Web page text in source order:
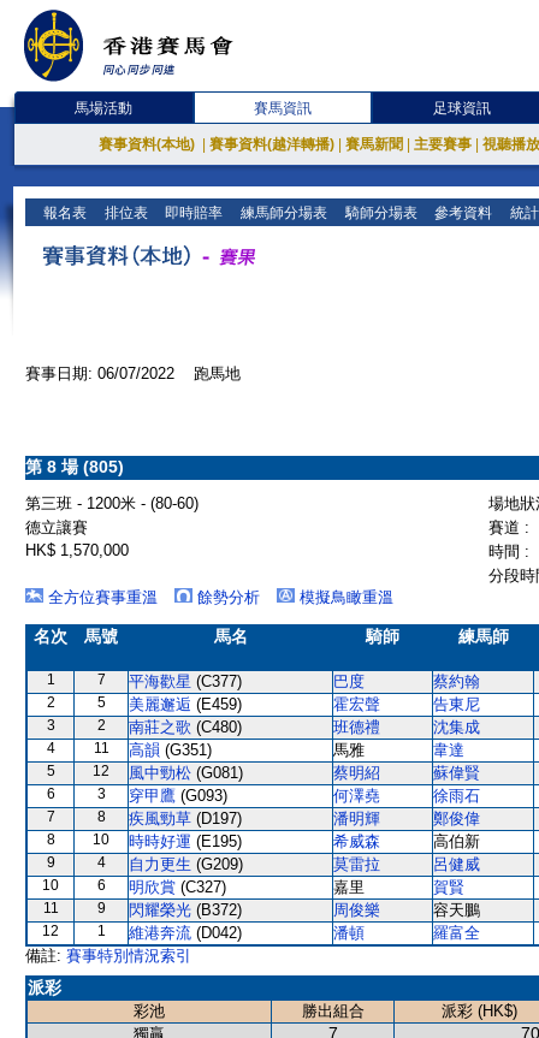
馬場活動 賽馬資訊 足球資訊
賽事資料(本地) 賽事資料(越洋轉播) 賽馬新聞 主要賽事 視聽播
報名表 排位表 即時賠率 練馬師分場表 騎師分場表 參考資料 統
賽事日期: 06/07/2022 跑馬地
第 8 場 (805)
第三班 - 1200米 - (80-60)
場地
德立讓賽
賽道 :
HK$ 1,570,000
時間 :
分段
全方位賽事重溫
餘勢分析 模擬鳥瞰重溫
名次 馬號 馬名 騎師 練馬師
1 7 平海歡星 (C377) 巴度 蔡約翰
2 5 美麗邂逅 (E459) 霍宏聲 告東尼
3 2 南莊之歌 (C480) 班德禮 沈集成
4 11 高韻 (G351) 馬雅 韋達
5 12 風中勁松 (G081) 蔡明紹 蘇偉賢
6 3 穿甲鷹 (G093) 何澤堯 徐雨石
7 8 疾風勁草 (D197) 潘明輝 鄭俊偉
8 10 時時好運 (E195) 希威森 高伯新
9 4 自力更生 (G209) 莫雷拉 呂健威
10 6 明欣賞 (C327) 嘉里 賀賢
11 9 閃耀榮光 (B372) 周俊樂 容天鵬
12 1 維港奔流 (D042) 潘頓
羅富全
備註: 賽事特別情況索引
派彩
彩池 勝出組合
派彩 (HK$)
獨贏
7